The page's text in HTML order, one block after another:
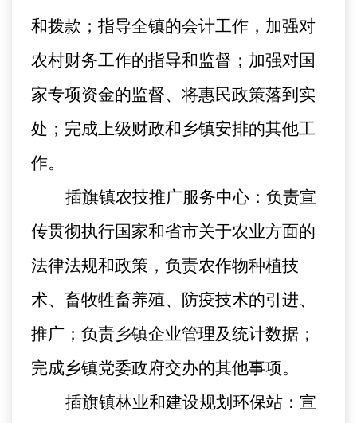
和拨款；指导全镇的会计工作，加强对
农村财务工作的指导和监督；加强对国
家专项资金的监督、将惠民政策落到实
处；完成上级财政和乡镇安排的其他工
作。
插旗镇农技推广服务中心：负责宣
传贯彻执行国家和省市关于农业方面的
法律法规和政策，负责农作物种植技
术、畜牧牲畜养殖、防疫技术的引进、
推广；负责乡镇企业管理及统计数据；
完成乡镇党委政府交办的其他事项。
插旗镇林业和建设规划环保站：宣